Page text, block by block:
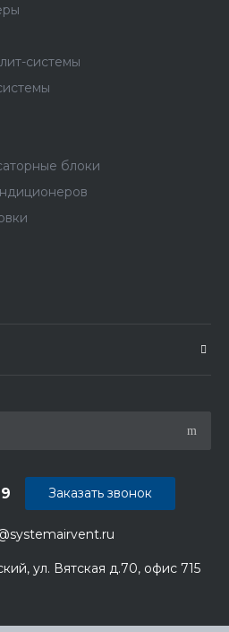
системы
блоки
ул. Вятская д.70, офис 715
Заказать звонок